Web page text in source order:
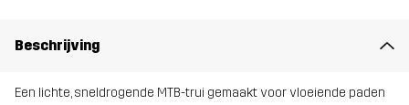
Beschrijving
Een lichte, sneldrogende MTB-trui gemaakt voor vloeiende paden